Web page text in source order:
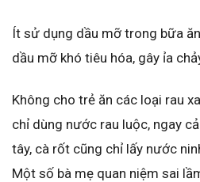
Ít sử dụng dầu mỡ trong bữa
dầu mỡ khó tiêu hóa, gây ỉa
Không cho trẻ ăn các loại rau
chỉ dùng nước rau luộc, ngay
tây, cà rốt cũng chỉ lấy nước
Một số bà mẹ quan niệm sai